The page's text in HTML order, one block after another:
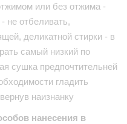
или без отжима -
не отбеливать,
деликатной стирки - в
самый низкий по
сушка предпочтительней
гладить
наизнанку
нанесения в